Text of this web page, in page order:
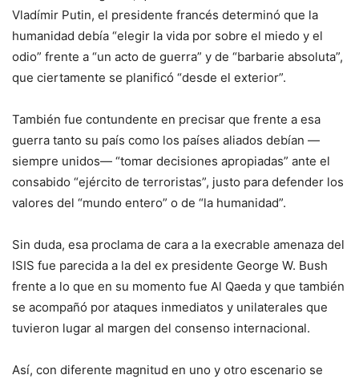
Vladímir Putin, el presidente francés determinó que la
humanidad debía “elegir la vida por sobre el miedo y el
odio” frente a “un acto de guerra” y de “barbarie absoluta”,
que ciertamente se planificó “desde el exterior”.
También fue contundente en precisar que frente a esa
guerra tanto su país como los países aliados debían —
siempre unidos— “tomar decisiones apropiadas” ante el
consabido “ejército de terroristas”, justo para defender los
valores del “mundo entero” o de “la humanidad”.
Sin duda, esa proclama de cara a la execrable amenaza del
ISIS fue parecida a la del ex presidente George W. Bush
frente a lo que en su momento fue Al Qaeda y que también
se acompañó por ataques inmediatos y unilaterales que
tuvieron lugar al margen del consenso internacional.
Así, con diferente magnitud en uno y otro escenario se